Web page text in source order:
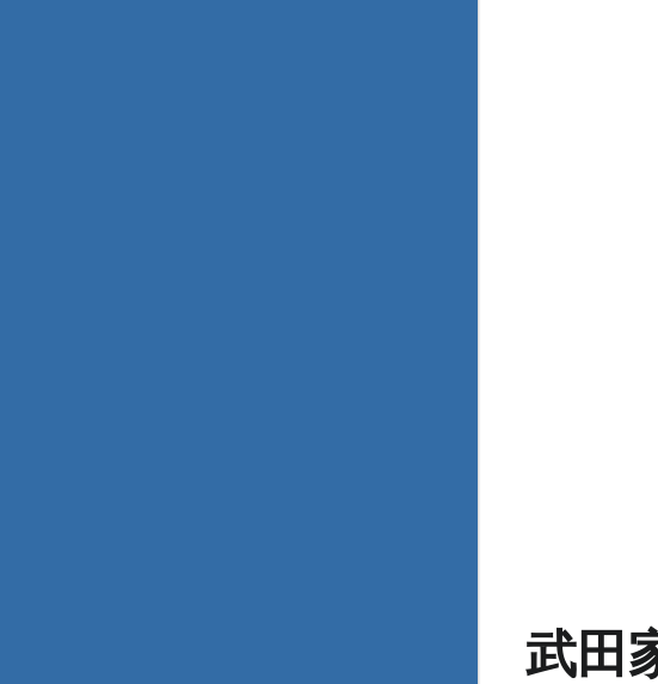
武田